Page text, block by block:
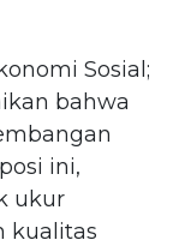
Sosial;
bahwa
ini,
ukur
kualitas